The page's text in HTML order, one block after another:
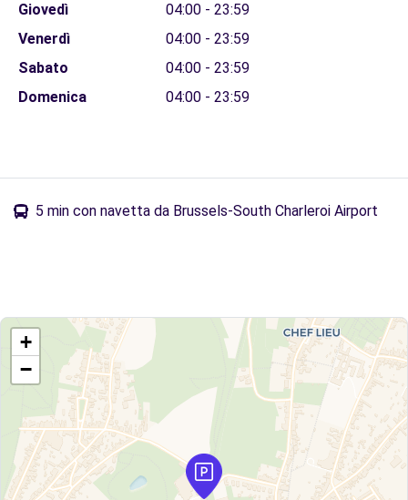
Giovedì
04:00 - 23:59
Venerdì
04:00 - 23:59
Sabato
04:00 - 23:59
Domenica
04:00 - 23:59
5 min con navetta da Brussels-South Charleroi Airport
+
−